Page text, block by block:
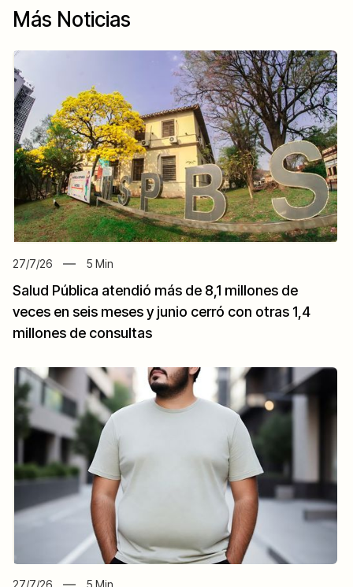
Más Noticias
27/7/26 5 Min
Salud Pública atendió más de 8,1 millones de
veces en seis meses y junio cerró con otras 1,4
millones de consultas